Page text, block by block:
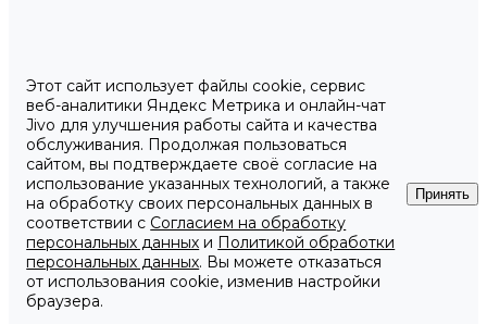
Этот сайт использует файлы cookie, сервис
веб-аналитики Яндекс Метрика и онлайн-чат
Jivo для улучшения работы сайта и качества
обслуживания. Продолжая пользоваться
сайтом, вы подтверждаете своё согласие на
использование указанных технологий, а также
на обработку своих персональных данных в
соответствии с Согласием на обработку
персональных данных и Политикой обработки
персональных данных. Вы можете отказаться
от использования cookie, изменив настройки
браузера.
Принять